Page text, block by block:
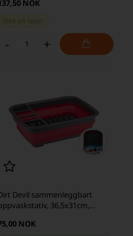
NOK
Ikke på lager
- +
Devil sammenleggbart
36,5x31cm,
NOK